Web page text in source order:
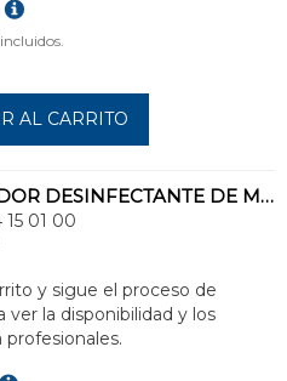
AL CARRITO
DOSIFICADOR DESINFECTANTE DE MANOS AUTOMÁTICO 1100ml ABS BLANCO
01 00
y sigue el proceso de
ver la disponibilidad y los
profesionales.